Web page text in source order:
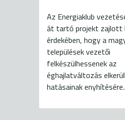
Az Energiaklub
át tartó projekt zajlott
érdekében, hogy a
települések vezetői
felkészülhessenek az
éghajlatváltozás
hatásainak